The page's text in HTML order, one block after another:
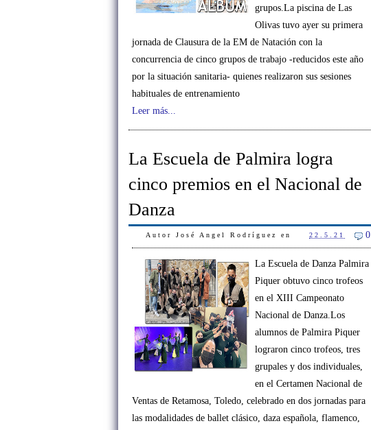
grupos.La piscina de Las
Olivas tuvo ayer su primera
jornada de Clausura de la EM de Natación con la
concurrencia de cinco grupos de trabajo -reducidos este año
por la situación sanitaria- quienes realizaron sus sesiones
habituales de entrenamiento
Leer más...
La Escuela de Palmira logra
cinco premios en el Nacional de
Danza
Autor José Angel Rodríguez en 22.5.21 0
La Escuela de Danza Palmira
Piquer obtuvo cinco trofeos
en el XIII Campeonato
Nacional de Danza.Los
alumnos de Palmira Piquer
lograron cinco trofeos, tres
grupales y dos individuales,
en el Certamen Nacional de
Ventas de Retamosa, Toledo, celebrado en dos jornadas para
las modalidades de ballet clásico, daza española, flamenco,